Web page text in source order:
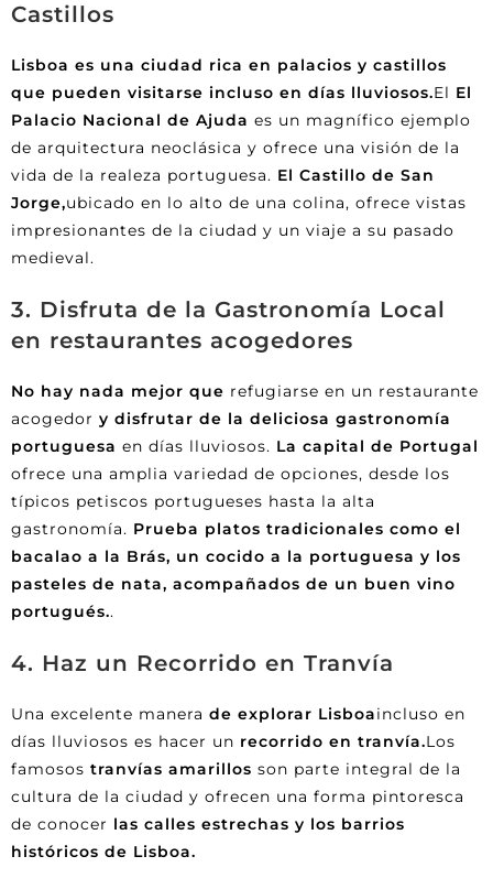
Castillos
Lisboa es una ciudad rica en palacios y castillos
que pueden visitarse incluso en días lluviosos.El El
Palacio Nacional de Ajuda es un magnífico ejemplo
de arquitectura neoclásica y ofrece una visión de la
vida de la realeza portuguesa. El Castillo de San
Jorge,ubicado en lo alto de una colina, ofrece vistas
impresionantes de la ciudad y un viaje a su pasado
medieval.
3. Disfruta de la Gastronomía Local
en restaurantes acogedores
No hay nada mejor que refugiarse en un restaurante
acogedor y disfrutar de la deliciosa gastronomía
portuguesa en días lluviosos. La capital de Portugal
ofrece una amplia variedad de opciones, desde los
típicos petiscos portugueses hasta la alta
gastronomía. Prueba platos tradicionales como el
bacalao a la Brás, un cocido a la portuguesa y los
pasteles de nata, acompañados de un buen vino
portugués..
4. Haz un Recorrido en Tranvía
Una excelente manera de explorar Lisboaincluso en
días lluviosos es hacer un recorrido en tranvía.Los
famosos tranvías amarillos son parte integral de la
cultura de la ciudad y ofrecen una forma pintoresca
de conocer las calles estrechas y los barrios
históricos de Lisboa.